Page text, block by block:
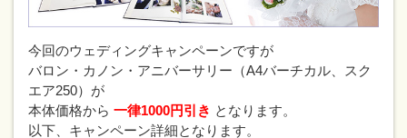
今回のウェディングキャンペーンですが
バロン・カノン・アニバーサリー（A4バーチカル、スク
エア250）が
本体価格から 一律1000円引き となります。
以下、キャンペーン詳細となります。